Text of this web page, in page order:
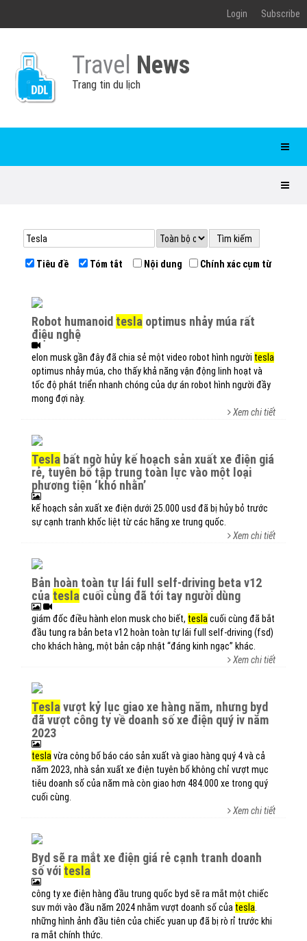
Login Subscribe
Travel News
Trang tin du lịch
Tiêu đề Tóm tắt Nội dung Chính xác cụm từ
robot humanoid tesla optimus nhảy múa rất
điệu nghệ
elon musk gần đây đã chia sẻ một video robot hình người tesla
optimus nhảy múa, cho thấy khả năng vận động linh hoạt và
tốc độ phát triển nhanh chóng của dự án robot hình người đầy
mong đợi này.
Xem chi tiết
tesla bất ngờ hủy kế hoạch sản xuất xe điện giá
rẻ, tuyên bố tập trung toàn lực vào một loại
phương tiện ‘khó nhằn’
kế hoạch sản xuất xe điện dưới 25.000 usd đã bị hủy bỏ trước
sự cạnh tranh khốc liệt từ các hãng xe trung quốc.
Xem chi tiết
bản hoàn toàn tự lái full self-driving beta v12
của tesla cuối cùng đã tới tay người dùng
giám đốc điều hành elon musk cho biết, tesla cuối cùng đã bắt
đầu tung ra bản beta v12 hoàn toàn tự lái full self-driving (fsd)
cho khách hàng, một bản cập nhật “đáng kinh ngạc” khác.
Xem chi tiết
tesla vượt kỷ lục giao xe hàng năm, nhưng byd
đã vượt công ty về doanh số xe điện quý iv năm
2023
tesla vừa công bố báo cáo sản xuất và giao hàng quý 4 và cả
năm 2023, nhà sản xuất xe điện tuyên bố không chỉ vượt mục
tiêu doanh số của năm mà còn giao hơn 484.000 xe trong quý
cuối cùng.
Xem chi tiết
byd sẽ ra mắt xe điện giá rẻ cạnh tranh doanh
số với tesla
công ty xe điện hàng đầu trung quốc byd sẽ ra mắt một chiếc
suv mới vào đầu năm 2024 nhằm vượt doanh số của tesla
những hình ảnh đầu tiên của chiếc yuan up đã bị rò rỉ trước khi
ra mắt chính thức.